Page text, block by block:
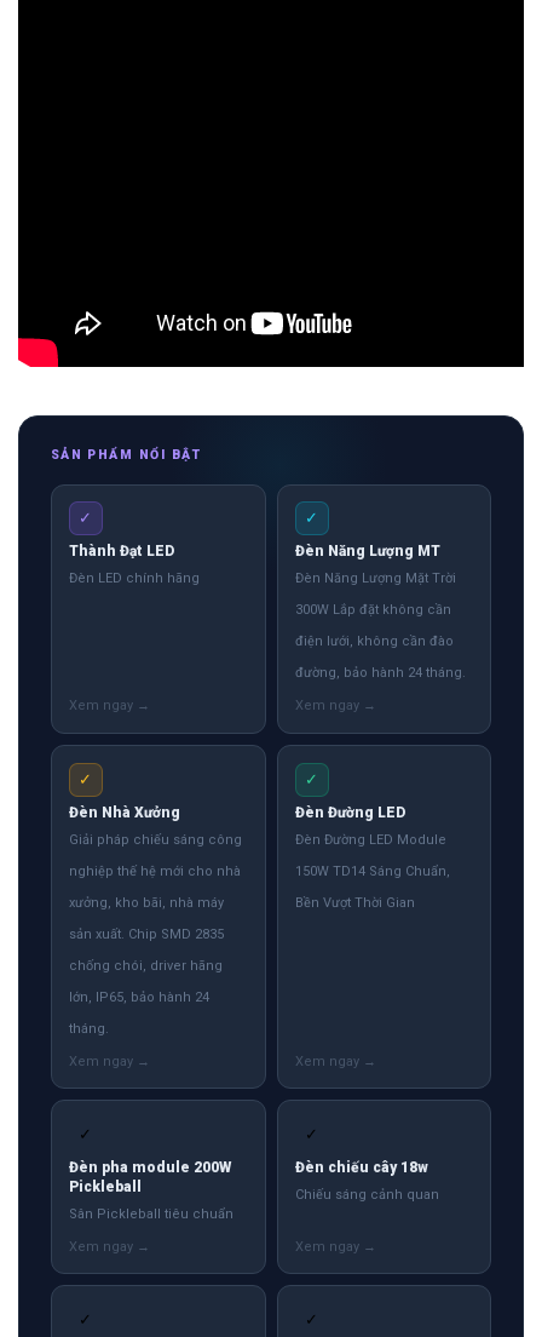
SẢN PHẨM NỔI BẬT
✓
Thành Đạt LED
Đèn LED chính hãng
✓
Đèn Năng Lượng MT
Đèn Năng Lượng Mặt Trời
300W Lắp đặt không cần
điện lưới, không cần đào
đường, bảo hành 24 tháng.
✓
Đèn Nhà Xưởng
Giải pháp chiếu sáng công
nghiệp thế hệ mới cho nhà
xưởng, kho bãi, nhà máy
sản xuất. Chip SMD 2835
chống chói, driver hãng
lớn, IP65, bảo hành 24
tháng.
✓
Đèn Đường LED
Đèn Đường LED Module
150W TD14 Sáng Chuẩn,
Bền Vượt Thời Gian
✓
Đèn pha module 200W
Pickleball
Sân Pickleball tiêu chuẩn
✓
Đèn chiếu cây 18w
Chiếu sáng cảnh quan
✓ ✓